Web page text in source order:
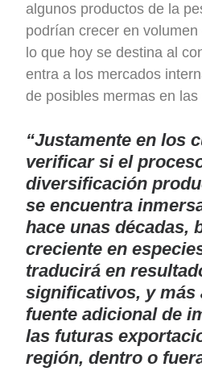
algunos productos de la
podrían crecer en
lo que hoy se destina al
entra a los mercados
de posibles mermas en las
“Justamente en los
verificar si el
diversificación
se encuentra
hace unas décadas,
creciente en
traducirá en
significativos, y más
fuente adicional de
las futuras
región, dentro o